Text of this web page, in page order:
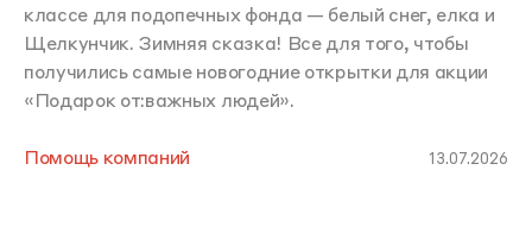
классе для подопечных фонда — белый снег, елка и
Щелкунчик. Зимняя сказка! Все для того, чтобы
получились самые новогодние открытки для акции
«Подарок от:важных людей».
Помощь компаний 13.07.2026